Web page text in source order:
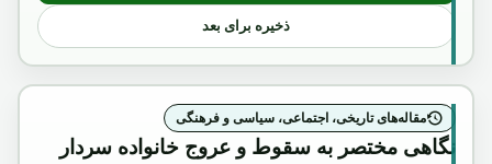
ذخیره برای بعد
مقاله‌های تاریخی، اجتماعی، سیاسی و فرهنگی
نگاهی مختصر به سقوط و عروج خانواده سردار